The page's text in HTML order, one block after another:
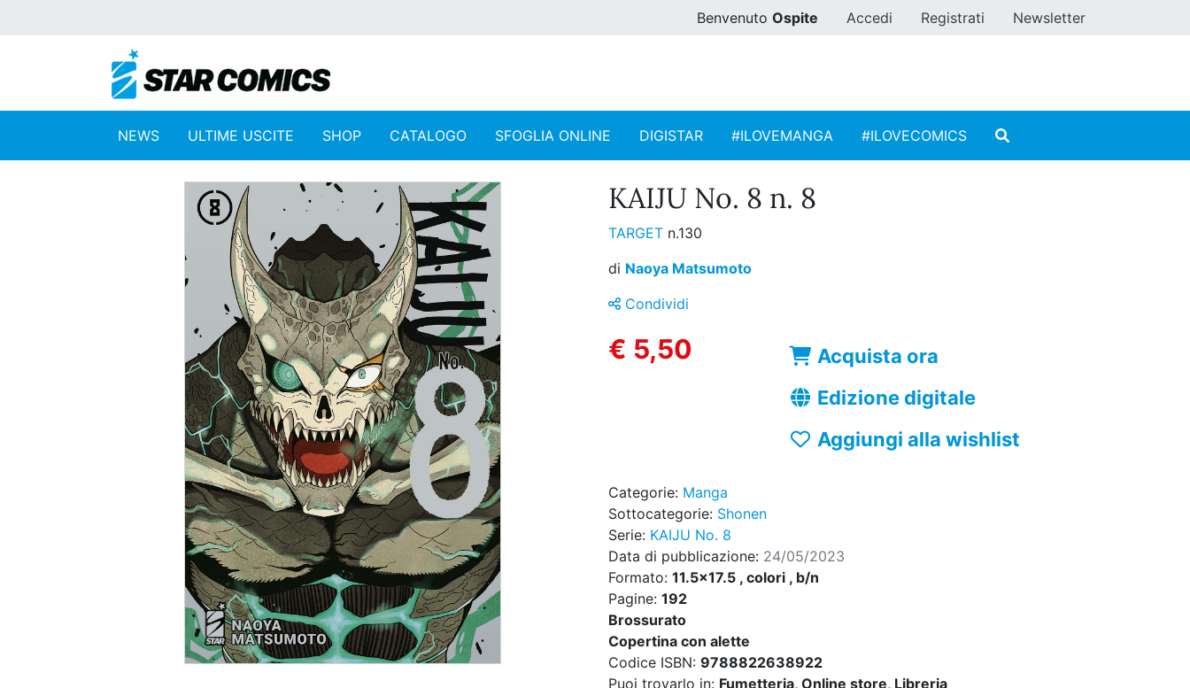
Benvenuto Ospite Accedi Registrati Newsletter
NEWS ULTIME USCITE SHOP CATALOGO SFOGLIA ONLINE DIGISTAR #ILOVEMANGA #ILOVECOMICS
KAIJU No. 8 n. 8
TARGET n.130
di Naoya Matsumoto
Condividi
€ 5,50
Acquista ora
Edizione digitale
Aggiungi alla wishlist
Categorie: Manga
Sottocategorie: Shonen
Serie: KAIJU No. 8
Data di pubblicazione: 24/05/2023
Formato: 11.5x17.5 , colori , b/n
Pagine: 192
Brossurato
Copertina con alette
Codice ISBN: 9788822638922
Puoi trovarlo in: Fumetteria, Online store, Libreria